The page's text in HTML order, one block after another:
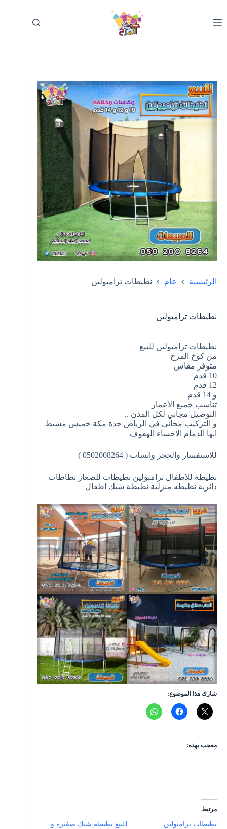
المحتوى
الرئيسية عام نطيطات ترامبولين
نطيطات ترامبولين
نطيطات ترامبولين للبيع
من كوخ المرح
متوفر مقاس
10 قدم
12 قدم
و 14 قدم
تناسب جميع الأعمار
التوصيل مجاني لكل المدن ..
و التركيب مجاني في الرياض جدة مكة خميس مشيط
ابها الدمام الاحساء الهفوف
للاستفسار والحجز واتساب ( 0502008264 )
نطيطة للاطفال ترامبولين نطيطات للصغار نطاطات
دائرية نطيطه منزلية نطيطة شبك اطفال
شارك هذا الموضوع:
معجب بهذه:
مرتبط
نطيطات ترامبولين
للبيع نطيطة شبك صغيرة و